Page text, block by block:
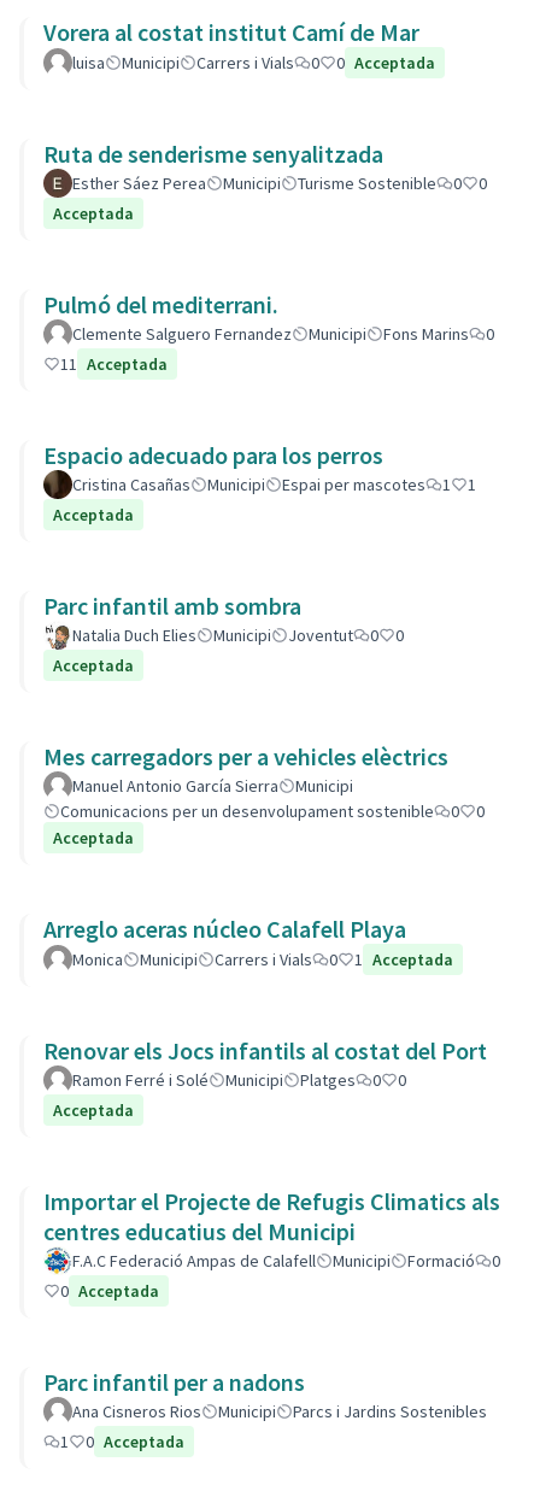
Vorera al costat institut Camí de Mar
luisa Municipi Carrers i Vials 0 0 Acceptada
Ruta de senderisme senyalitzada
Esther Sáez Perea Municipi Turisme Sostenible 0
0
Acceptada
Pulmó del mediterrani.
Clemente Salguero Fernandez Municipi Fons Marins
0
11 Acceptada
Espacio adecuado para los perros
Cristina Casañas Municipi Espai per mascotes 1
1
Acceptada
Parc infantil amb sombra
Natalia Duch Elies Municipi Joventut 0
0
Acceptada
Mes carregadors per a vehicles elèctrics
Manuel Antonio García Sierra
Municipi
Comunicacions per un desenvolupament sostenible
0
0
Acceptada
Arreglo aceras núcleo Calafell Playa
Monica Municipi Carrers i Vials 0 1 Acceptada
Renovar els Jocs infantils al costat del Port
Ramon Ferré i Solé Municipi Platges 0
0
Acceptada
Importar el Projecte de Refugis Climatics als
centres educatius del Municipi
F.A.C Federació Ampas de Calafell Municipi Formació
0
0 Acceptada
Parc infantil per a nadons
Ana Cisneros Rios Municipi
Parcs i Jardins Sostenibles
1
0 Acceptada